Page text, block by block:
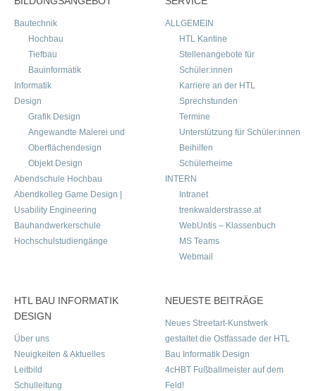
Bautechnik
Hochbau
Tiefbau
Bauinformatik
Informatik
Design
Grafik Design
Angewandte Malerei und
Oberflächendesign
Objekt Design
Abendschule Hochbau
Abendkolleg Game Design |
Usability Engineering
Bauhandwerkerschule
Hochschulstudiengänge
ALLGEMEIN
HTL Kantine
Stellenangebote für
Schüler:innen
Karriere an der HTL
Sprechstunden
Termine
Unterstützung für Schüler:innen
Beihilfen
Schülerheime
INTERN
Intranet
trenkwalderstrasse.at
WebUntis – Klassenbuch
MS Teams
Webmail
HTL BAU INFORMATIK
DESIGN
Über uns
Neuigkeiten & Aktuelles
Leitbild
Schulleitung
NEUESTE BEITRÄGE
Neues Streetart-Kunstwerk
gestaltet die Ostfassade der HTL
Bau Informatik Design
4cHBT Fußballmeister auf dem
Feld!